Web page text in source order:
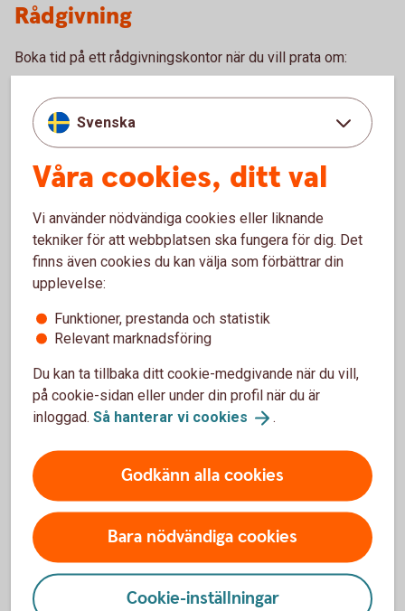
Rådgivning
Boka tid på ett rådgivningskontor när du vill prata om:
Bolån och allt som hör till din boendeekonomi
Ditt och din familjs sparande och placeringar
Pension och personförsäkringar
Betalnings-, finansierings- och tjänstepensionslösningar
för ditt företag
Gör en enklare rådgivning själv.
Logga in och gör digital
Bankomat
Besök en bankomat för att sätta in och ta ut kontanter.
Hitta Bankomat(bankomat.se)
Svenska
Våra cookies, ditt val
Vi använder nödvändiga cookies eller liknande
tekniker för att webbplatsen ska fungera för dig. Det
finns även cookies du kan välja som förbättrar din
upplevelse:
Funktioner, prestanda och statistik
Relevant marknadsföring
Du kan ta tillbaka ditt cookie-medgivande när du vill,
på cookie-sidan eller under din profil när du är
inloggad. Så hanterar vi cookies .
Godkänn alla cookies
Bara nödvändiga cookies
Cookie-inställningar